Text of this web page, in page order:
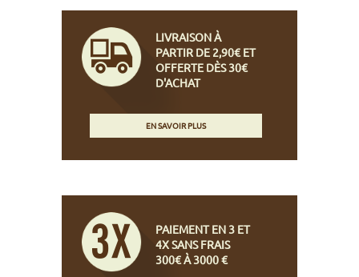
LIVRAISON À
PARTIR DE 2,90€ ET
OFFERTE DÈS 30€
D'ACHAT
EN SAVOIR PLUS
PAIEMENT EN 3 ET
4X SANS FRAIS
300€ À 3000 €